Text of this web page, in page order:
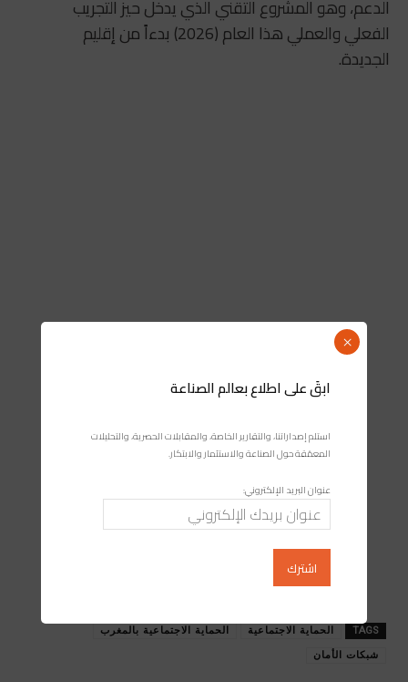
الدعم، وهو المشروع التقني الذي يدخل حيز التجريب
الفعلي والعملي هذا العام (2026) بدءاً من إقليم
الجديدة.
TAGS الحماية الاجتماعية الحماية الاجتماعية بالمغرب
شبكات الأمان
ابقَ على اطلاع بعالم الصناعة
استلم إصداراتنا، والتقارير الخاصة، والمقابلات الحصرية، والتحليلات
المعمّقة حول الصناعة والاستثمار والابتكار.
عنوان البريد الإلكتروني:
×